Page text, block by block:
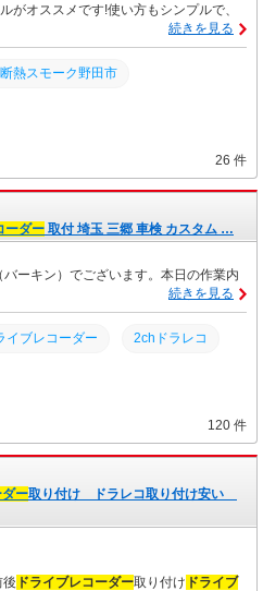
がオススメです!使い方もシンプルで、
続きを見る
熱スモーク野田市
レコ持込取付柏市安い
イブレコーダー持込取付流山
ドライブレコーダー取付関宿
ドライブレコーダー取付野田市
26 件
ーダー 取付 埼玉 三郷 車検 カスタム …
バーキン）でございます。本日の作業内
続きを見る
イブレコーダー 2chドラレコ
ダー
120 件
ダー取り付け ドラレコ取り付け安い
後 ドライブレコーダー取り付け ドライブ